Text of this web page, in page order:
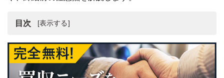
目次
秘密保持契約(NDA・CA)とは
秘密保持契約(NDA・CA)の意味・目的